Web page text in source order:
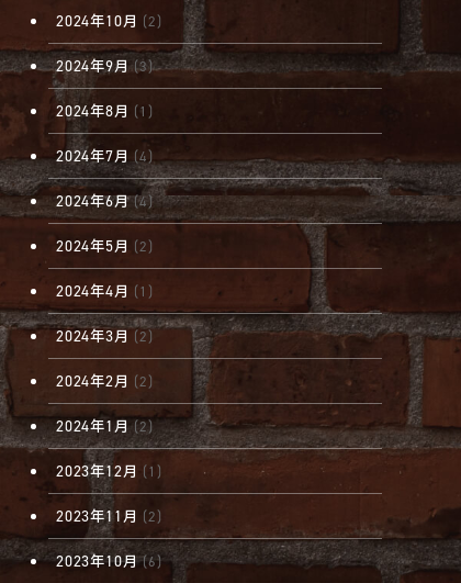
2024年10月 (2)
2024年9月(3)
2024年8月 (1)
2024年7月 (4)
2024年6月(4)
2024年5月 (2)
2024年4月 (1)
2024年3月 (2)
2024年2月 (2)
2024年1月(2)
2023年12月 (1)
2023年11月 (2)
2023年10月(6)